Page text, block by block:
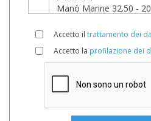
Accetto il trattamento dei
Accetto la profilazione dei